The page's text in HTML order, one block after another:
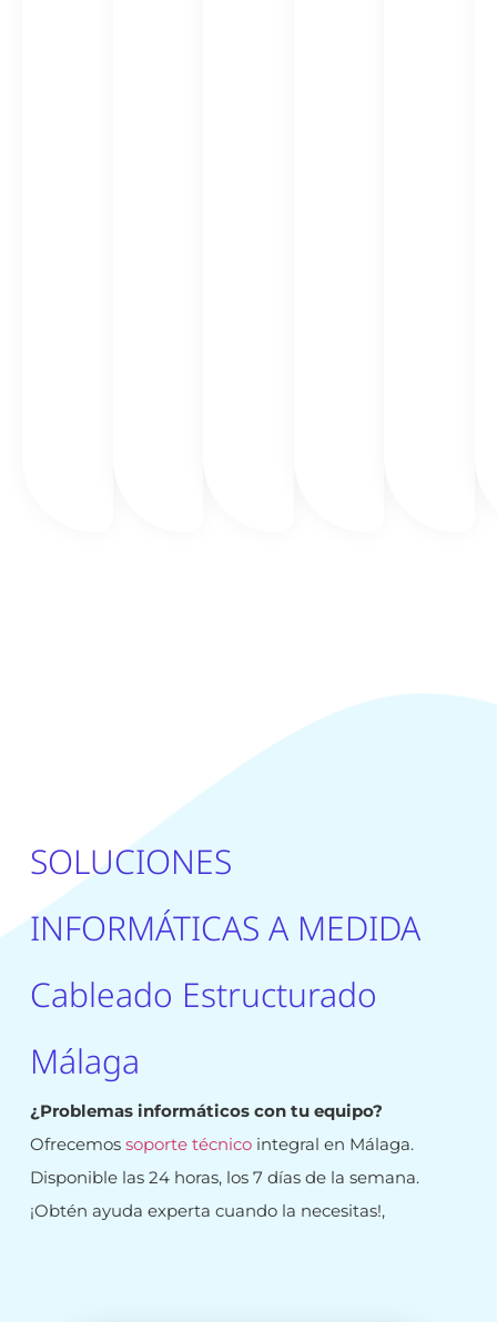
SOLUCIONES
INFORMÁTICAS A MEDIDA
Cableado Estructurado
Málaga
¿Problemas informáticos con tu equipo?
Ofrecemos soporte técnicointegral en Málaga.
Disponible las 24 horas, los 7 días de la semana.
¡Obtén ayuda experta cuando la necesitas!,